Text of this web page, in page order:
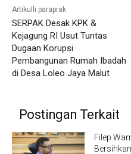
Artikulli paraprak
SERPAK Desak KPK &
Kejagung RI Usut Tuntas
Dugaan Korupsi
Pembangunan Rumah Ibadah
di Desa Loleo Jaya Malut
Postingan Terkait
Filep